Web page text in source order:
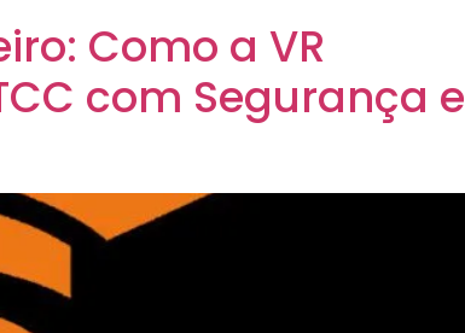
Como a VR
com Segurança e